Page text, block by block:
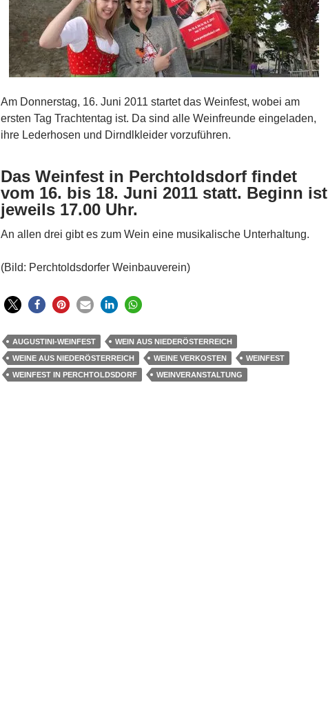
Am Donnerstag, 16. Juni 2011 startet das Weinfest, wobei am
ersten Tag Trachtentag ist. Da sind alle Weinfreunde eingeladen,
ihre Lederhosen und Dirndlkleider vorzuführen.
Das Weinfest in Perchtoldsdorf findet
vom 16. bis 18. Juni 2011 statt. Beginn ist
jeweils 17.00 Uhr.
An allen drei gibt es zum Wein eine musikalische Unterhaltung.
(Bild: Perchtoldsdorfer Weinbauverein)
AUGUSTINI-WEINFEST
WEIN AUS NIEDERÖSTERREICH
WEINE AUS NIEDERÖSTERREICH
WEINE VERKOSTEN
WEINFEST
WEINFEST IN PERCHTOLDSDORF
WEINVERANSTALTUNG